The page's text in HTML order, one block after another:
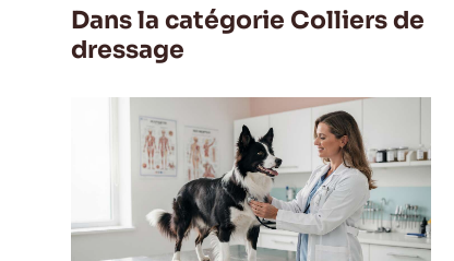
Dans la catégorie Colliers de
dressage